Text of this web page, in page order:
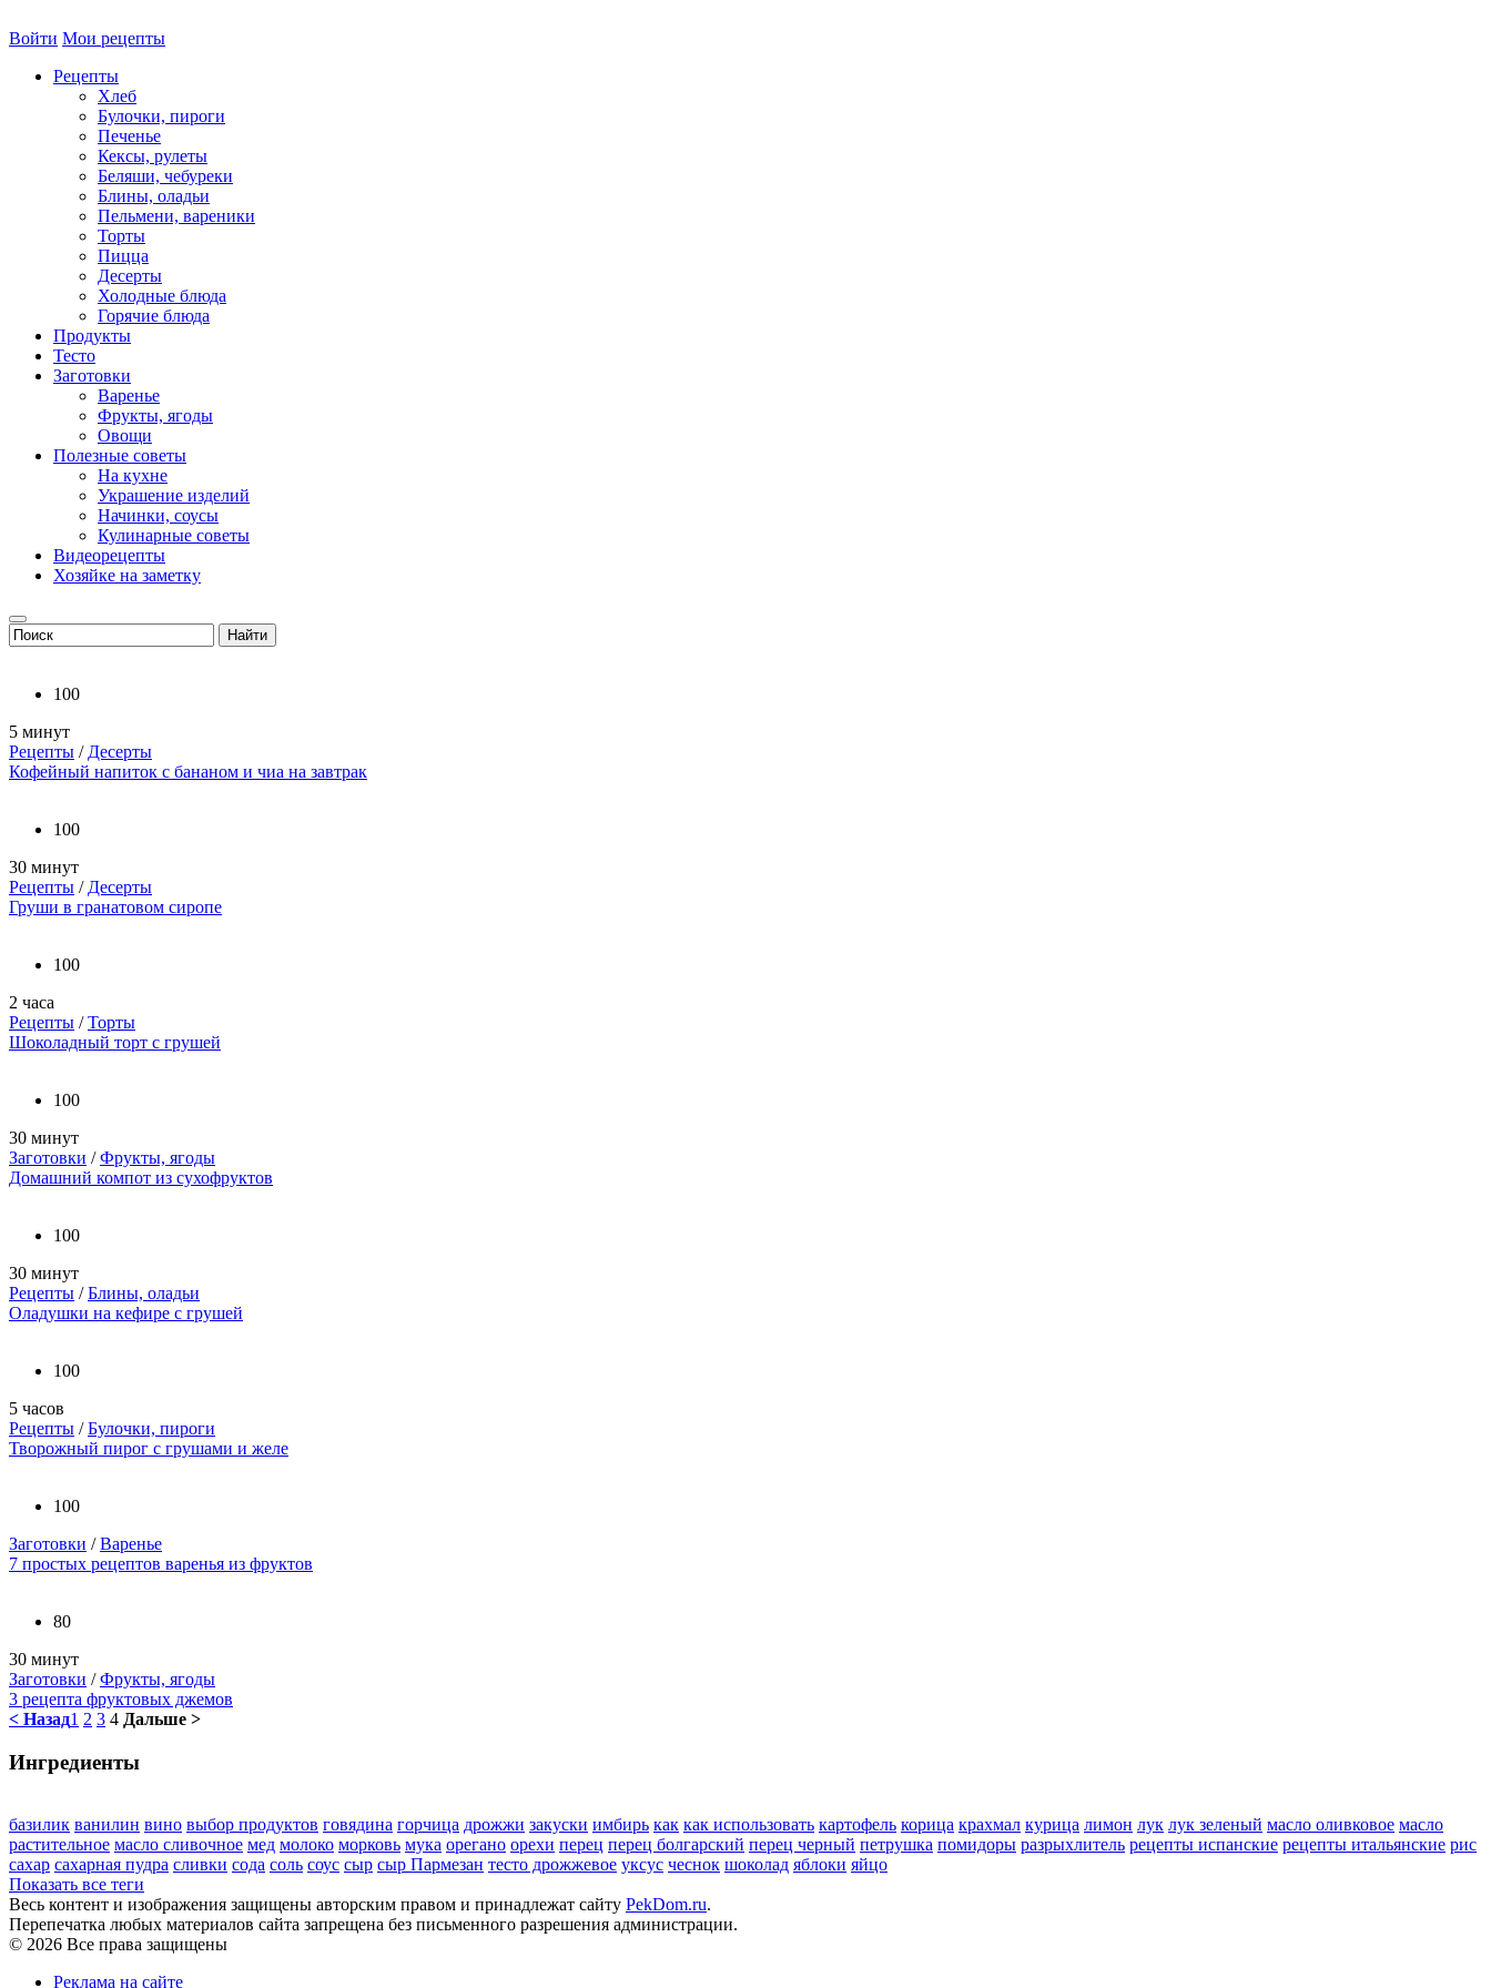
Войти Мои рецепты
Рецепты
Хлеб
Булочки, пироги
Печенье
Кексы, рулеты
Беляши, чебуреки
Блины, оладьи
Пельмени, вареники
Торты
Пицца
Десерты
Холодные блюда
Горячие блюда
Продукты
Тесто
Заготовки
Варенье
Фрукты, ягоды
Овощи
Полезные советы
На кухне
Украшение изделий
Начинки, соусы
Кулинарные советы
Видеорецепты
Хозяйке на заметку
100
5 минут
Рецепты / Десерты
Кофейный напиток с бананом и чиа на завтрак
100
30 минут
Рецепты / Десерты
Груши в гранатовом сиропе
100
2 часа
Рецепты /Торты
Шоколадный торт с грушей
100
30 минут
Заготовки /Фрукты, ягоды
Домашний компот из сухофруктов
100
30 минут
Рецепты /Блины, оладьи
Оладушки на кефире с грушей
100
5 часов
Рецепты /Булочки, пироги
Творожный пирог с грушами и желе
100
Заготовки /Варенье
7 простых рецептов варенья из фруктов
80
30 минут
Заготовки /Фрукты, ягоды
3 рецепта фруктовых джемов
< Назад1 2 3 4 Дальше >
Ингредиенты
базилик ванилин вино выбор продуктов говядина горчица дрожжи закуски имбирь как как использовать картофель корица крахмал курица лимон лук лук зеленый масло оливковое масло
растительное масло сливочное мед молоко морковь мука орегано орехи перец перец болгарский перец черный петрушка помидоры разрыхлитель рецепты испанские рецепты итальянские рис
сахар сахарная пудра сливки сода соль соус сыр сыр Пармезан тесто дрожжевое уксус чеснок шоколад яблоки яйцо
Показать все теги
Весь контент и изображения защищены авторским правом и принадлежат сайту PekDom.ru.
Перепечатка любых материалов сайта запрещена без письменного разрешения администрации.
© 2026 Все права защищены
Реклама на сайте